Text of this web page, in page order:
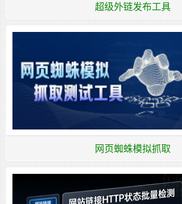
超级外链发布工具
网页蜘蛛模拟抓取